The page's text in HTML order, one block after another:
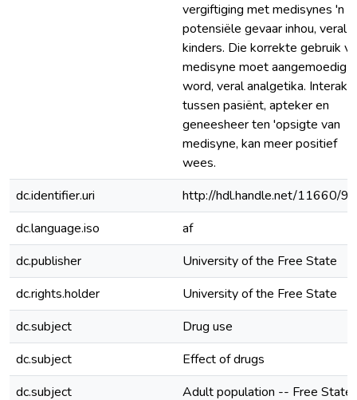
vergiftiging met medisynes 'n
potensiële gevaar inhou, veral
kinders. Die korrekte gebruik
medisyne moet aangemoedig
word, veral analgetika.
tussen pasiënt, apteker en
geneesheer ten 'opsigte van
medisyne, kan meer positief
wees.
dc.identifier.uri
http://hdl.handle.net/11660/
dc.language.iso
af
dc.publisher
University of the Free State
dc.rights.holder
University of the Free State
dc.subject
Drug use
dc.subject
Effect of drugs
dc.subject
Adult population -- Free State